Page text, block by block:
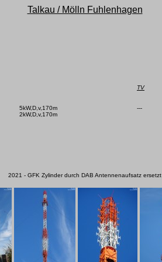
Talkau / Mölln Fuhlenhagen
5kW,D,v,170m
2kW,D,v,170m
TV
---
2021 - GFK Zylinder durch DAB Antennenaufsatz ersetzt